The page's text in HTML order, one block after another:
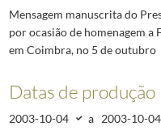
Mensagem manuscrita do
por ocasião de homenagem
em Coimbra, no 5 de outubro
Datas de produção
2003-10-04 a 2003-10-04